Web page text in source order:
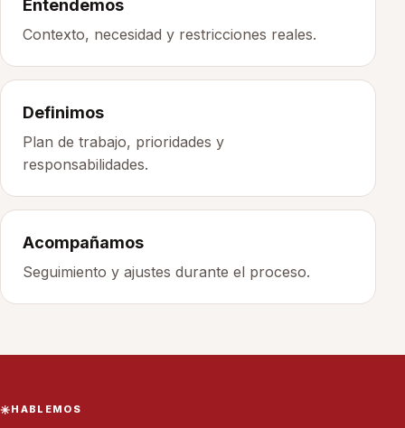
Entendemos
Contexto, necesidad y restricciones reales.
Definimos
Plan de trabajo, prioridades y
responsabilidades.
Acompañamos
Seguimiento y ajustes durante el proceso.
HABLEMOS